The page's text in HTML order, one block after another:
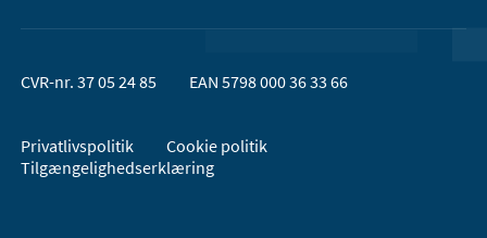
CVR-nr. 37 05 24 85 EAN 5798 000 36 33 66
Privatlivspolitik
Cookie politik
Tilgængelighedserklæring